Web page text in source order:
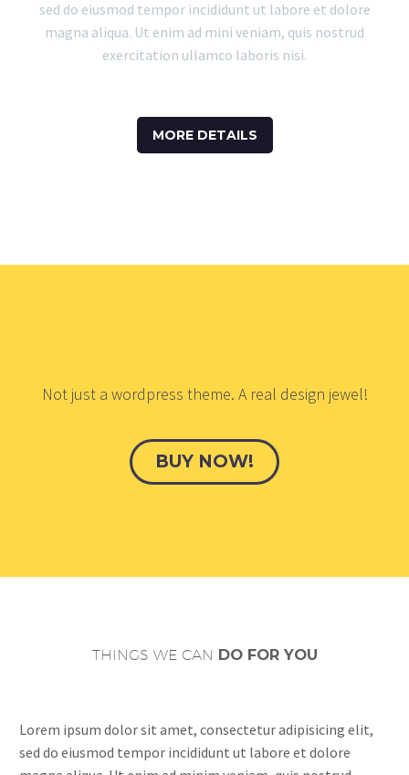
sed do eiusmod tempor incididunt ut labore et dolore
magna aliqua. Ut enim ad mini veniam, quis nostrud
exercitation ullamco laboris nisi.
MORE DETAILS
Not just a wordpress theme. A real design jewel!
BUY NOW!
THINGS WE CAN DO FOR YOU
Lorem ipsum dolor sit amet, consectetur adipisicing elit,
sed do eiusmod tempor incididunt ut labore et dolore